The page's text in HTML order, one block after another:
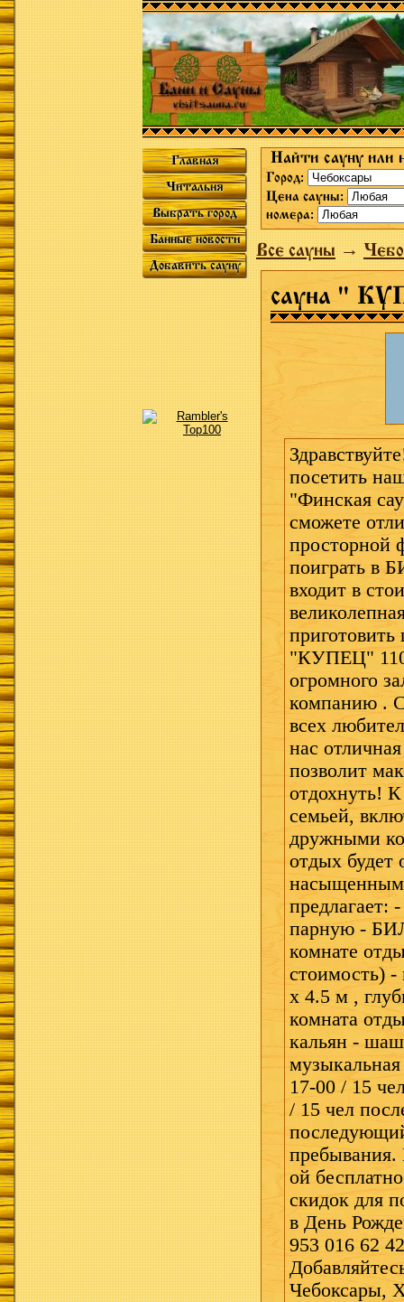
Главная
Читальня
Выбрать город
Банные новости
Добавить сауну
Найти сауну или
Город:
Цена сауны:
номера:
Все сауны→
сауна "
посетить
"Финская
сможете
просторной
поиграть в
входит в
"КУПЕЦ" 110
огромного
компанию .
всех
нас
позволит
отдохнуть!
семьей,
дружными
отдых будет
предлагает:
парную -
комнате
стоимость) -
x 4.5 м ,
комната
кальян -
17-00 / 15
/ 15 чел
пребывания.
ой
скидок для
в День
953 016 62
Чебоксары,